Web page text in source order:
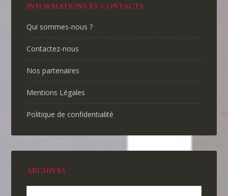
INFORMATIONS ET CONTACTS
Qui sommes-nous ?
Contactez-nous
Nos partenaires
Mentions Légales
Politique de confidentialité
ARCHIVES